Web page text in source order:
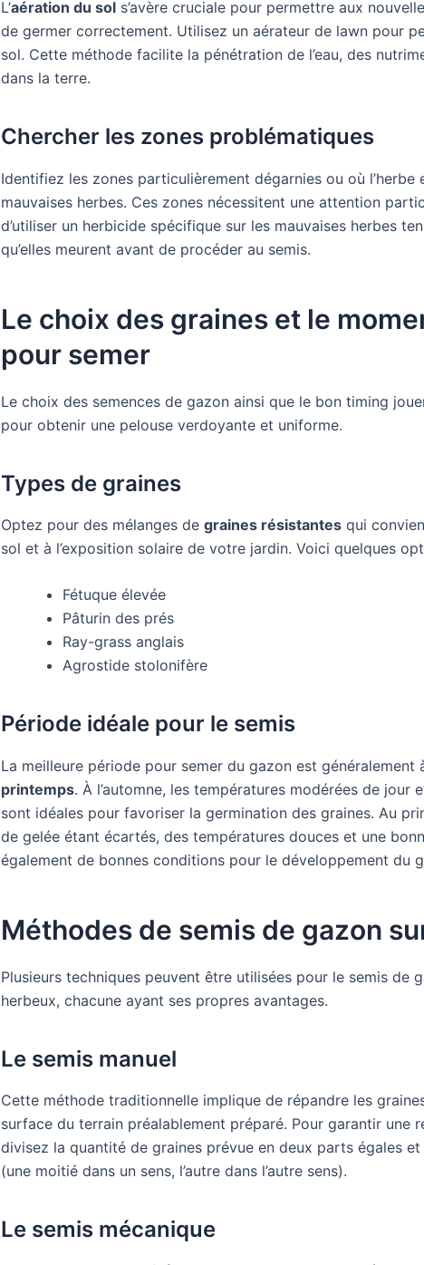
L’aération du sol s’avère cruciale pour permettre aux
de germer correctement. Utilisez un aérateur de lawn pour
sol. Cette méthode facilite la pénétration de l’eau, des
dans la terre.
Chercher les zones problématiques
Identifiez les zones particulièrement dégarnies ou où l’herbe
mauvaises herbes. Ces zones nécessitent une attention
d’utiliser un herbicide spécifique sur les mauvaises herbes
qu’elles meurent avant de procéder au semis.
Le choix des graines et le
pour semer
Le choix des semences de gazon ainsi que le bon timing
pour obtenir une pelouse verdoyante et uniforme.
Types de graines
Optez pour des mélanges de graines résistantes qui
sol et à l’exposition solaire de votre jardin. Voici quelques
Fétuque élevée
Pâturin des prés
Ray-grass anglais
Agrostide stolonifère
Période idéale pour le semis
La meilleure période pour semer du gazon est généralement
printemps. À l’automne, les températures modérées de jour
sont idéales pour favoriser la germination des graines. Au
de gelée étant écartés, des températures douces et une
également de bonnes conditions pour le développement du
Méthodes de semis de gazon
Plusieurs techniques peuvent être utilisées pour le semis de
herbeux, chacune ayant ses propres avantages.
Le semis manuel
Cette méthode traditionnelle implique de répandre les
surface du terrain préalablement préparé. Pour garantir une
divisez la quantité de graines prévue en deux parts égales
(une moitié dans un sens, l’autre dans l’autre sens).
Le semis mécanique